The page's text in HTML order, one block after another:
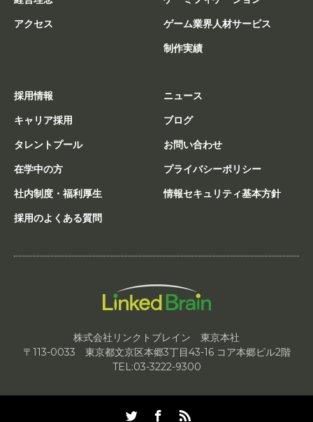
アクセス
ゲーム業界人材サービス
制作実績
採用情報
キャリア採用
タレントプール
在学中の方
社内制度・福利厚生
採用のよくある質問
ニュース
ブログ
お問い合わせ
プライバシーポリシー
情報セキュリティ基本方針
株式会社リンクトブレイン 東京本社
〒113-0033 東京都文京区本郷3丁目43-16 コア本郷ビル2階
TEL:03-3222-9300